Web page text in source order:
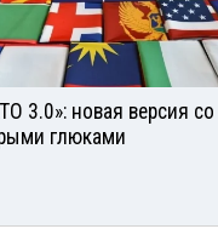
3.0»: новая версия со
глюками